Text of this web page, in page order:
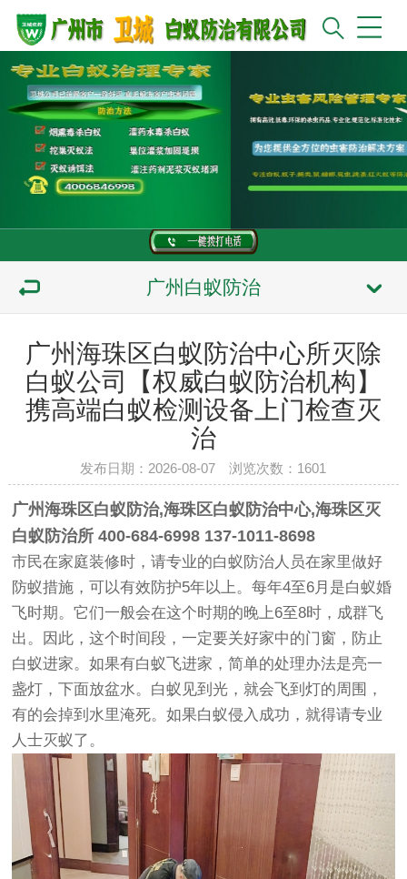
广州白蚁防治
广州海珠区白蚁防治中心所灭除
白蚁公司【权威白蚁防治机构】
携高端白蚁检测设备上门检查灭
治
发布日期：2026-08-07 浏览次数： 1601
广州海珠区白蚁防治,海珠区白蚁防治中心,海珠区灭
白蚁防治所 400-684-6998 137-1011-8698
市民在家庭装修时，请专业的白蚁防治人员在家里做好
防蚁措施，可以有效防护5年以上。每年4至6月是白蚁婚
飞时期。它们一般会在这个时期的晚上6至8时，成群飞
出。因此，这个时间段，一定要关好家中的门窗，防止
白蚁进家。如果有白蚁飞进家，简单的处理办法是亮一
盏灯，下面放盆水。白蚁见到光，就会飞到灯的周围，
有的会掉到水里淹死。如果白蚁侵入成功，就得请专业
人士灭蚁了。